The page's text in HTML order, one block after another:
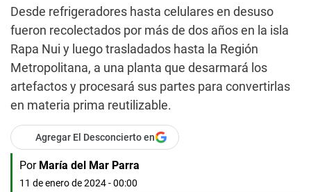
Desde refrigeradores hasta celulares en desuso
fueron recolectados por más de dos años en la isla
Rapa Nui y luego trasladados hasta la Región
Metropolitana, a una planta que desarmará los
artefactos y procesará sus partes para convertirlas
en materia prima reutilizable.
Agregar El Desconcierto en
Por María del Mar Parra
11 de enero de 2024 - 00:00